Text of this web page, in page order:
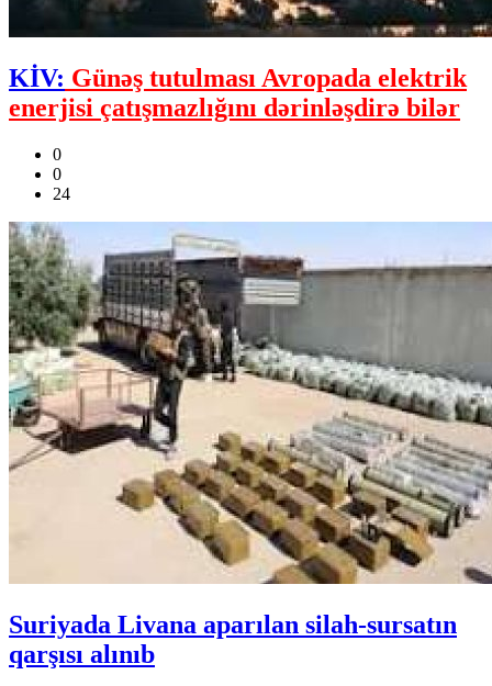
KİV: Günəş tutulması Avropada elektrik
enerjisi çatışmazlığını dərinləşdirə bilər
0
0
24
Suriyada Livana aparılan silah-sursatın
qarşısı alınıb